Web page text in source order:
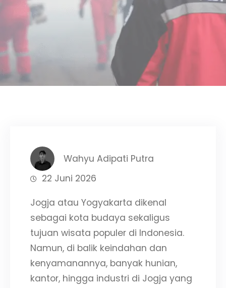
Wahyu Adipati Putra
22 Juni 2026
Jogja atau Yogyakarta dikenal
sebagai kota budaya sekaligus
tujuan wisata populer di Indonesia.
Namun, di balik keindahan dan
kenyamanannya, banyak hunian,
kantor, hingga industri di Jogja yang